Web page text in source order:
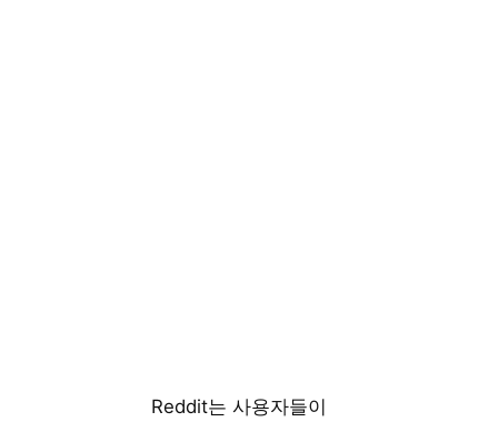
Reddit는 사용자들이